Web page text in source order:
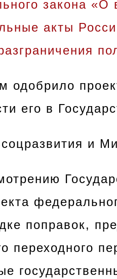
закона «О
акты
одобрило
его в
и
поправок,
переходного